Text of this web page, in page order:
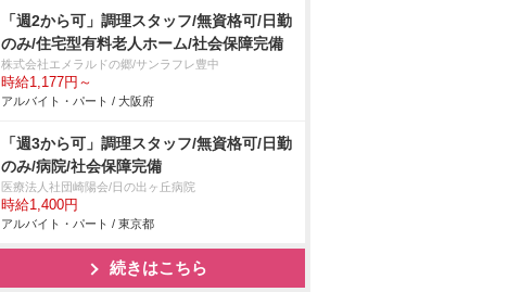
「週2から可」調理スタッフ/無資格可/日勤
のみ/住宅型有料老人ホーム/社会保障完備
株式会社エメラルドの郷/サンラフレ豊中
時給1,177円～
アルバイト・パート / 大阪府
「週3から可」調理スタッフ/無資格可/日勤
のみ/病院/社会保障完備
医療法人社団崎陽会/日の出ヶ丘病院
時給1,400円
アルバイト・パート / 東京都
続きはこちら